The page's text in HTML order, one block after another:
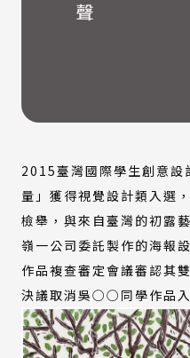
2015臺灣國際學生創意
量」獲得視覺設計類入選
檢舉，與來自臺灣的初露
嶺一公司委託製作的海報
作品複查審定會議審認其
決議取消吳○○同學作品入